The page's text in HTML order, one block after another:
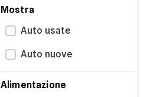
Mostra
Auto usate
Auto nuove
Alimentazione